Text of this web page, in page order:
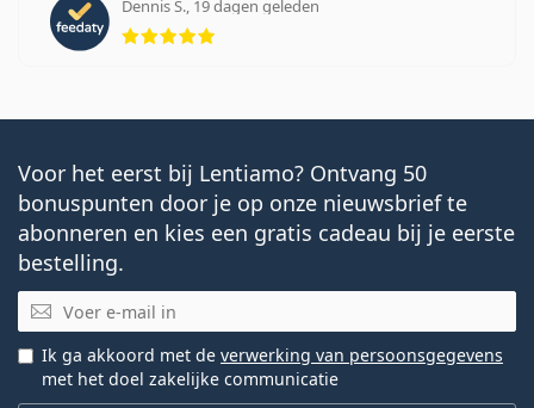
Dennis S., 19 dagen geleden
Beoordeling 5 van 5
Voor het eerst bij Lentiamo? Ontvang 50
bonuspunten door je op onze nieuwsbrief te
abonneren en kies een gratis cadeau bij je eerste
bestelling.
E-mail
Ik ga akkoord met de verwerking van persoonsgegevens
met het doel zakelijke communicatie